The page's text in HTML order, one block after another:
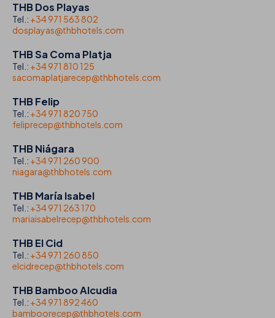
THB Dos Playas
Tel.: +34 971 563 802
dosplayas@thbhotels.com
THB Sa Coma Platja
Tel.: +34 971 810 125
sacomaplatjarecep@thbhotels.com
THB Felip
Tel.: +34 971 820 750
feliprecep@thbhotels.com
THB Niágara
Tel.: +34 971 260 900
niagara@thbhotels.com
THB María Isabel
Tel.: +34 971 263 170
mariaisabelrecep@thbhotels.com
THB El Cid
Tel.: +34 971 260 850
elcidrecep@thbhotels.com
THB Bamboo Alcudia
Tel.: +34 971 892 460
bamboorecep@thbhotels.com